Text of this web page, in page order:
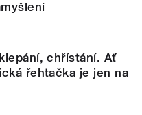
chřístání. Ať
řehtačka je jen na